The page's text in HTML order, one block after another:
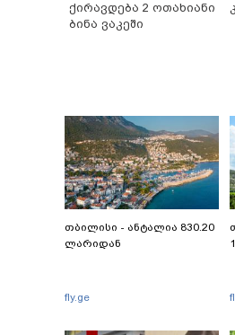
ქირავდება 2 ოთახიანი
ბინა ვაკეში
თბილისი - ანტალია 830.20
ლარიდან
fly.ge